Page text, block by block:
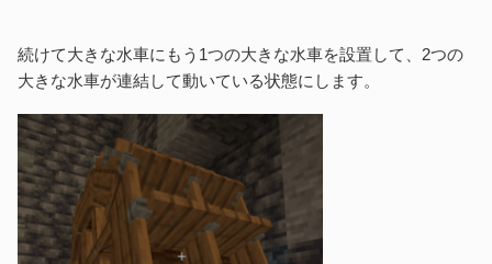
続けて大きな水車にもう1つの大きな水車を設置して、2つの
大きな水車が連結して動いている状態にします。